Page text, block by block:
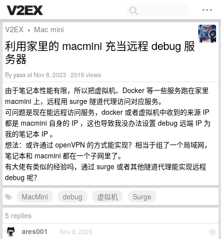
V2EX › Mac mini
利用家里的 macmini 充当远程 debug 服
务器
Byyaxxat Nov 8, 2023 · 2016 views
由于笔记本性能有限，所以把虚拟机、Docker 等一些服务跑在家里
macmini 上，远程用 surge 隧道代理访问对应服务。
可问题是现在能远程访问服务，docker 或者虚拟机中收到的来源 IP
都是 macmini 自身的 IP ，这也导致我没办法设置 debug 远端 IP 为
我的笔记本 IP 。
想法：或许通过 openVPN 的方式能实现？相当于组了一个局域网，
笔记本和 macmini 都在一个子网里了。
有大佬有类似的经验吗，通过 surge 或者其他隧道代理能实现远程
debug 呢？
MacMini
debug 虚拟机
Surge
5 replies
1
ares001 Nov 8, 2023